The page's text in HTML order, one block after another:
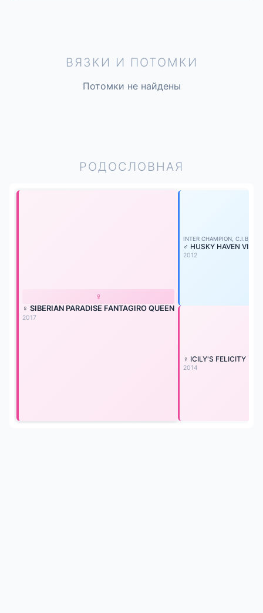
ВЯЗКИ И ПОТОМКИ
Потомки не найдены
РОДОСЛОВНАЯ
♀
♀ SIBERIAN PARADISE FANTAGIRO QUEEN
2017
INTER CHAMPION, C.I.B,
♂ HUSKY HAVEN
2012
♀ ICILY'S FELICITY
2014